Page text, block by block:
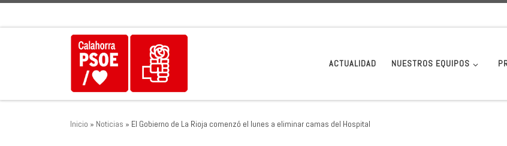
ACTUALIDAD NUESTROS EQUIPOS
Inicio » Noticias » El Gobierno de La Rioja comenzó el lunes a eliminar camas del Hospital